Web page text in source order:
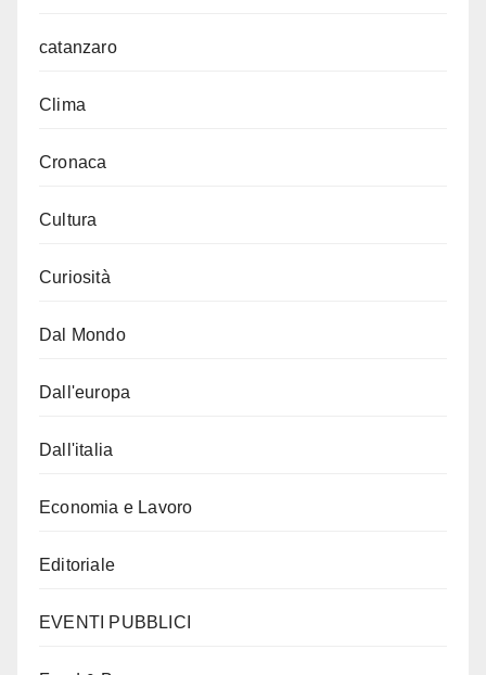
catanzaro
Clima
Cronaca
Cultura
Curiosità
Dal Mondo
Dall'europa
Dall'italia
Economia e Lavoro
Editoriale
EVENTI PUBBLICI